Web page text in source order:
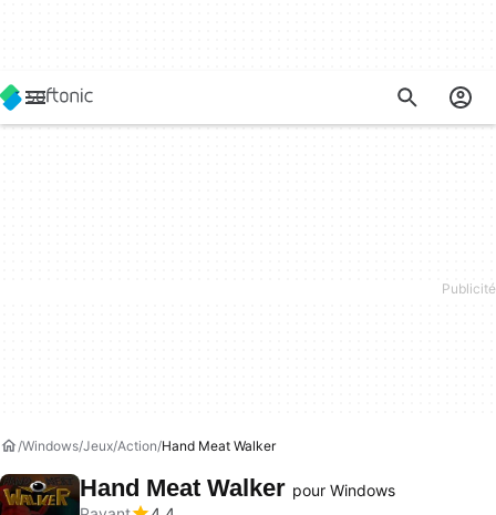
Windows Jeux Action Hand Meat Walker
Hand Meat Walker pour Windows